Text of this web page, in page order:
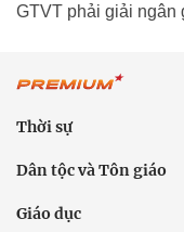
GTVT phải giải ngân
Thời sự
Dân tộc và Tôn giáo
Giáo dục